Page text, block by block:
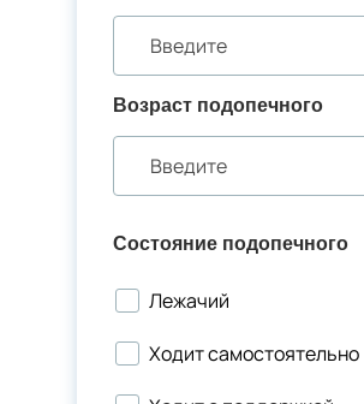
Возраст подопечного
Состояние подопечного
Лежачий
Ходит самостоятельно